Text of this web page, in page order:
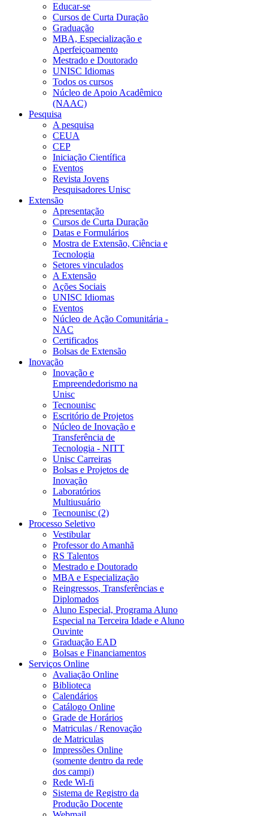
Educar-se
Cursos de Curta Duração
Graduação
MBA, Especialização e
Aperfeiçoamento
Mestrado e Doutorado
UNISC Idiomas
Todos os cursos
Núcleo de Apoio Acadêmico
(NAAC)
Pesquisa
A pesquisa
CEUA
CEP
Iniciação Científica
Eventos
Revista Jovens
Pesquisadores Unisc
Extensão
Apresentação
Cursos de Curta Duração
Datas e Formulários
Mostra de Extensão, Ciência e
Tecnologia
Setores vinculados
A Extensão
Ações Sociais
UNISC Idiomas
Eventos
Núcleo de Ação Comunitária -
NAC
Certificados
Bolsas de Extensão
Inovação
Inovação e
Empreendedorismo na
Unisc
Tecnounisc
Escritório de Projetos
Núcleo de Inovação e
Transferência de
Tecnologia - NITT
Unisc Carreiras
Bolsas e Projetos de
Inovação
Laboratórios
Multiusuário
Tecnounisc (2)
Processo Seletivo
Vestibular
Professor do Amanhã
RS Talentos
Mestrado e Doutorado
MBA e Especialização
Reingressos, Transferências e
Diplomados
Aluno Especial, Programa Aluno
Especial na Terceira Idade e Aluno
Ouvinte
Graduação EAD
Bolsas e Financiamentos
Serviços Online
Avaliação Online
Biblioteca
Calendários
Catálogo Online
Grade de Horários
Matriculas / Renovação
de Matriculas
Impressões Online
(somente dentro da rede
dos campi)
Rede Wi-fi
Sistema de Registro da
Produção Docente